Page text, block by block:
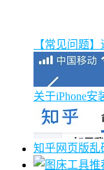
【常见问题
关于iPhone安
知乎网页版乱